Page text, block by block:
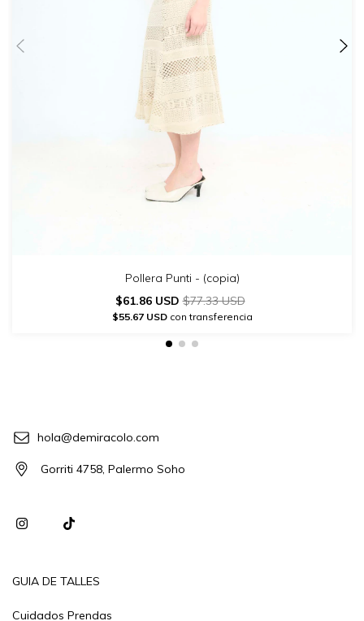
Pollera Punti - (copia)
$61.86 USD$77.33 USD
$55.67 USDcon transferencia
hola@demiracolo.com
Gorriti 4758, Palermo Soho
GUIA DE TALLES
Cuidados Prendas